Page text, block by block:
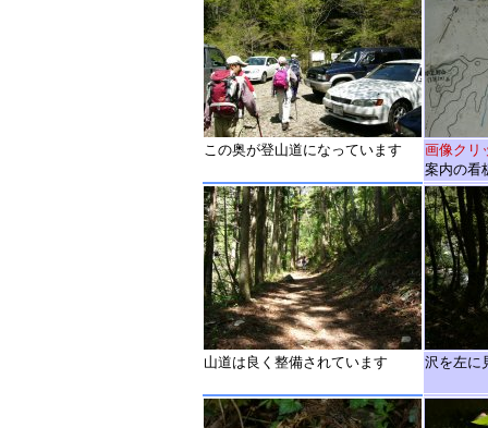
この奥が登山道になっています
画像クリ
案内の看
山道は良く整備されています 沢を左に